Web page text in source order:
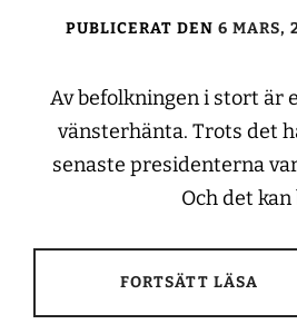
PUBLICERAT DEN 6 MARS,
Av befolkningen i stort är
vänsterhänta. Trots det
senaste presidenterna
Och det kan
FORTSÄTT LÄSA